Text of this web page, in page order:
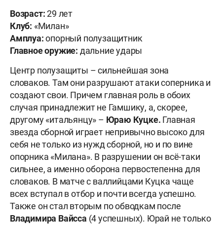
Возраст:29 лет
Клуб: «Милан»
Амплуа:опорный полузащитник
Главное оружие: дальние удары
Центр полузащиты – сильнейшая зона
словаков. Там они разрушают атаки соперника и
создают свои. Причем главная роль в обоих
случая принадлежит не Гамшику, а, скорее,
другому «итальянцу» – Юраю Куцке. Главная
звезда сборной играет непривычно высоко для
себя не только из нужд сборной, но и по вине
опорника «Милана». В разрушении он всё-таки
сильнее, а именно оборона первостепенна для
словаков. В матче с валлийцами Куцка чаще
всех вступал в отбор и почти всегда успешно.
Также он стал вторым по обводкам после
Владимира Вайсса (4 успешных). Юрай не только